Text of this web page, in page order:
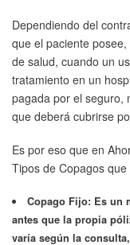
Dependiendo del
que el paciente
de salud, cuando un
tratamiento en un
pagada por el seguro,
que deberá cubrirse
Es por eso que en
Tipos de Copagos
Copago Fijo: Es un
antes que la propia
varía según la